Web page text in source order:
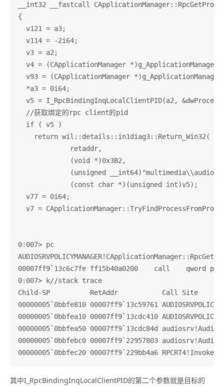
__int32 __fastcall
{
  v121 = a3;
  v114 = -2i64;
  v3 = a2;
  v4 = (CApplicationManager *)g_ApplicationManager;
v93 = (CApplicationManager
  *a3 = 0i64;
v5 = I_RpcBindingInqLocalClientPID(a2,
  //获取绑定的rpc client的pid
  if ( v5 )
    return wil::details::in1diag3::Return_Win32(
             retaddr,
             (void *)0x3B2,
(unsigned
             (const char *)(unsigned int)v5);
  v77 = 0i64;
v7 =
0:007> pc
00007ff9`13c6c7fe ff15b40a0200    call    qword ptr
0:007> k//stack trace
Child-SP          RetAddr           Call Site
00000005`0bbfe810 00007ff9`13c59761
00000005`0bbfea10 00007ff9`13cdc410
00000005`0bbfea50 00007ff9`13cdc84d
00000005`0bbfebc0 00007ff9`22957803
其中I_RpcBindingInqLocalClientPID的第二个参数就是目标的